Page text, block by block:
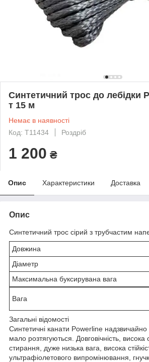
Синтетичний трос до лебідки
т 15 м
Немає в наявності
Код: T11434
Роздріб
1 200 ₴
Опис Характеристики Доставка
Опис
Синтетичний трос сірий з трубчастим
Довжина
Діаметр
Максимальна буксирувана вага
Вага
Загальні відомості
Синтетичні канати Powerline надзвичайно
мало розтягуються. Довговічність, висока
стирання, дуже низька вага, висока
ультрафіолетового випромінювання,